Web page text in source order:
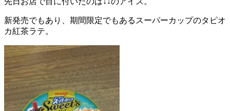
新発売でもあり、期間限定でもあるスーパーカップのタピオ
カ紅茶ラテ。